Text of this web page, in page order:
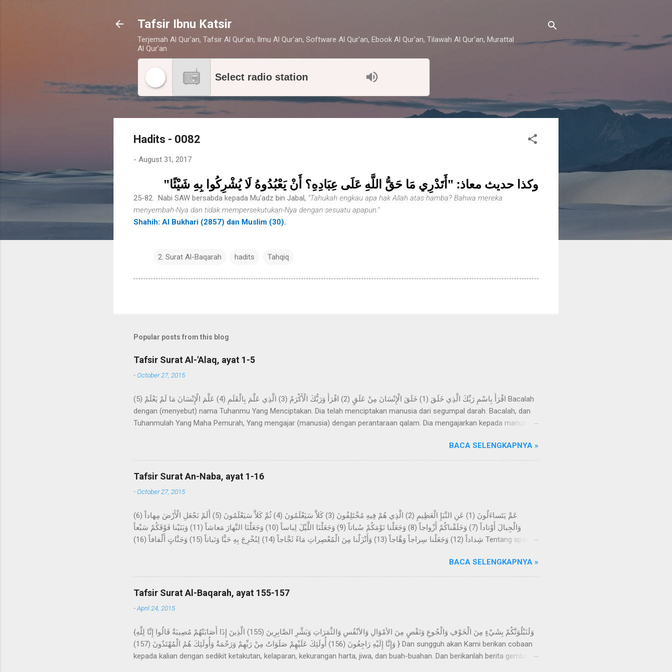
Tafsir Ibnu Katsir
Terjemah Al Qur'an, Tafsir Al Qur'an, Ilmu Al Qur'an, Software Al Qur'an, Ebook Al Qur'an, Tilawah Al Qur'an, Murattal
Al Qur'an
Select radio station
Hadits - 0082
- August 31, 2017
وكذا حديث معاذ: "أَتَدْرِي مَا حَقُّ اللَّهِ عَلَى عِبَادِهِ؟ أَنْ يَعْبُدُوهُ لَا يُشْرِكُوا بِهِ شَيْئًا"
25-82. Nabi SAW bersabda kepada Mu'adz bin Jabal, "Tahukah engkau apa hak Allah atas hamba? Bahwa mereka
menyembah-Nya dan tidak mempersekutukan-Nya dengan sesuatu apapun."
Shahih: Al Bukhari (2857) dan Muslim (30).
2. Surat Al-Baqarah hadits Tahqiq
Popular posts from this blog
Tafsir Surat Al-'Alaq, ayat 1-5
-October 27, 2015
اقْرَأْ بِاسْمِ رَبِّكَ الَّذِي خَلَقَ (1) خَلَقَ الْإِنْسَانَ مِنْ عَلَقٍ (2) اقْرَأْ وَرَبُّكَ الْأَكْرَمُ (3) الَّذِي عَلَّمَ بِالْقَلَمِ (4) عَلَّمَ الْإِنْسَانَ مَا لَمْ يَعْلَمْ (5) Bacalah
dengan (menyebut) nama Tuhanmu Yang Menciptakan. Dia telah menciptakan manusia dari segumpal darah. Bacalah, dan
Tuhanmulah Yang Maha Pemurah, Yang mengajar (manusia) dengan perantaraan qalam. Dia mengajarkan kepada manusia
kepada kami Ma'mar, dari Az-Zuhri, dari Urwah, dari Aisyah yang menceritakan bahwa permulaan wahyu yang disampaikan
kepada Rasulullah Saw. berupa mimpi yang benar dalam tidurnya. Dan beliau tidak sekali-kali melihat suatu mimpi, melainkan
datangnya mimpi itu bagaikan sinar pagi hari. Kemudian dijadikan baginya suka menyendiri, dan beliau sering datang ke Gua
Hira, lalu melakukan ibadah di dalamnya selama beberapa malam yang berbilang dan...
BACA SELENGKAPNYA »
Tafsir Surat An-Naba, ayat 1-16
-October 27, 2015
عَمَّ يَتَساءَلُونَ (1) عَنِ النَّبَإِ الْعَظِيمِ (2) الَّذِي هُمْ فِيهِ مُخْتَلِفُونَ (3) كَلاَّ سَيَعْلَمُونَ (4) ثُمَّ كَلاَّ سَيَعْلَمُونَ (5) أَلَمْ نَجْعَلِ الْأَرْضَ مِهاداً (6)
وَالْجِبالَ أَوْتاداً (7) وَخَلَقْناكُمْ أَزْواجاً (8) وَجَعَلْنا نَوْمَكُمْ سُباتاً (9) وَجَعَلْنَا اللَّيْلَ لِباساً (10) وَجَعَلْنَا النَّهارَ مَعاشاً (11) وَبَنَيْنا فَوْقَكُمْ سَبْعاً
شِداداً (12) وَجَعَلْنا سِراجاً وَهَّاجاً (13) وَأَنْزَلْنا مِنَ الْمُعْصِراتِ مَاءً ثَجَّاجاً (14) لِنُخْرِجَ بِهِ حَبًّا وَنَباتاً (15) وَجَنَّاتٍ أَلْفافاً (16) Tentang apakah
akan mengetahui, kemudian sekali-kali tidak; kelak mereka akan mengetahui. Bukankah Kami telah menjadikan bumi itu
sebagai hamparan? Dan gunung-gunung sebagai pasak? Dan Kami jadikan kalian berpasang-pasangan, dan Kami jadikan
tidur kalian untuk istirahat, dan Kami jadikan malam sebagai pakaian, dan ...
BACA SELENGKAPNYA »
Tafsir Surat Al-Baqarah, ayat 155-157
-April 24, 2015
{وَلَنَبْلُوَنَّكُمْ بِشَيْءٍ مِنَ الْخَوْفِ وَالْجُوعِ وَنَقْصٍ مِنَ الأمْوَالِ وَالأنْفُسِ وَالثَّمَرَاتِ وَبَشِّرِ الصَّابِرِينَ (155) الَّذِينَ إِذَا أَصَابَتْهُمْ مُصِيبَةٌ قَالُوا إِنَّا لِلَّهِ
وَإِنَّا إِلَيْهِ رَاجِعُونَ (156) أُولَئِكَ عَلَيْهِمْ صَلَوَاتٌ مِنْ رَبِّهِمْ وَرَحْمَةٌ وَأُولَئِكَ هُمُ الْمُهْتَدُونَ (157) } Dan sungguh akan Kami berikan cobaan
kepada kalian dengan sedikit ketakutan, kelaparan, kekurangan harta, jiwa, dan buah-buahan. Dan berikanlah berita gembira